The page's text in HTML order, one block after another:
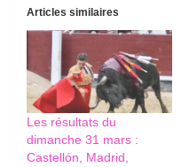
Articles similaires
Les résultats du
dimanche 31 mars :
Castellón, Madrid,